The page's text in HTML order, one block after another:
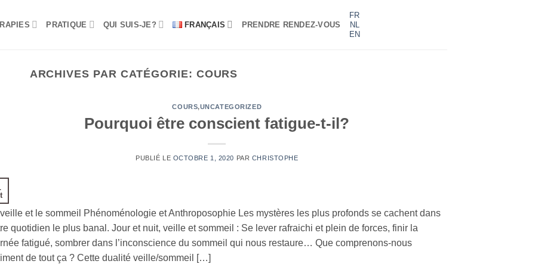
PRATIQUE QUI SUIS-JE? FRANÇAIS PRENDRE RENDEZ-VOUS
FR
NL
EN
ARCHIVES PAR CATÉGORIE: COURS
COURS,UNCATEGORIZED
Pourquoi être conscient fatigue-t-il?
PUBLIÉ LE OCTOBRE 1, 2020 PAR CHRISTOPHE
veille et le sommeil Phénoménologie et Anthroposophie Les mystères les plus profonds se cachent dans
quotidien le plus banal. Jour et nuit, veille et sommeil : Se lever rafraichi et plein de forces, finir la
fatigué, sombrer dans l’inconscience du sommeil qui nous restaure… Que comprenons-nous
de tout ça ? Cette dualité veille/sommeil […]